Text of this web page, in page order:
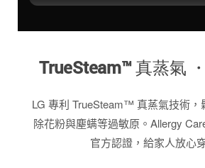
TrueSteam™ 真蒸氣
LG 專利 TrueSteam™ 真蒸氣技術，
除花粉與塵螨等過敏原。Allergy
官方認證，給家人放心